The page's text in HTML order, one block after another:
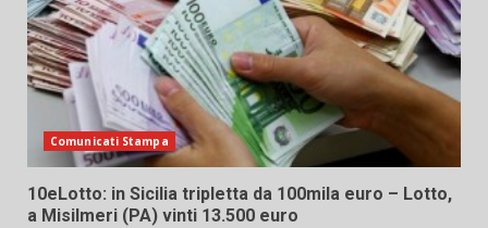
Comunicati Stampa
10eLotto: in Sicilia tripletta da 100mila euro – Lotto,
a Misilmeri (PA) vinti 13.500 euro